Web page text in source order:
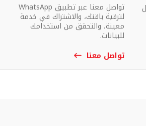
تواصل معنا عبر تطبيق WhatsApp
لترقية باقتك، والاشتراك في خدمة
معينة، والتحقق من استخدامك
للبيانات.
تواصل معنا